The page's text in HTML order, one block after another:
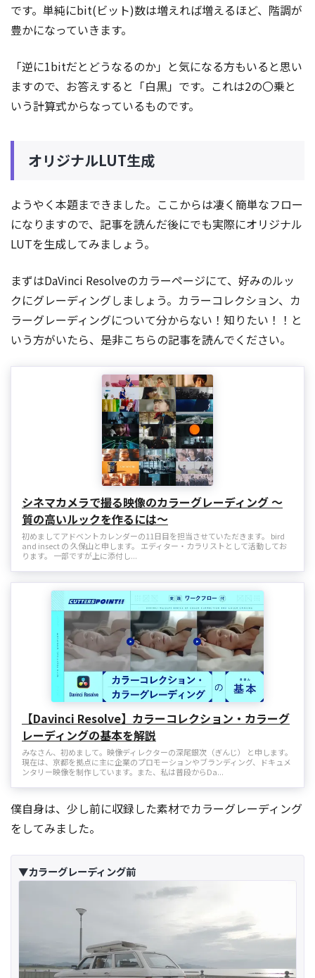
です。単純にbit(ビット)数は増えれば増えるほど、階調が
豊かになっていきます。
「逆に1bitだとどうなるのか」と気になる方もいると思い
ますので、お答えすると「白黒」です。これは2の〇乗と
いう計算式からなっているものです。
オリジナルLUT生成
ようやく本題まできました。ここからは凄く簡単なフロー
になりますので、記事を読んだ後にでも実際にオリジナル
LUTを生成してみましょう。
まずはDaVinci Resolveのカラーページにて、好みのルッ
クにグレーディングしましょう。カラーコレクション、カ
ラーグレーディングについて分からない！知りたい！！と
いう方がいたら、是非こちらの記事を読んでください。
シネマカメラで撮る映像のカラーグレーディング 〜
質の高いルックを作るには〜
初めましてアドベントカレンダーの11日目を担当させていただきます。 bird
and insect の 久保山と申します。 エディター・カラリストとして活動してお
ります。 一部ですが上に添付し...
【Davinci Resolve】カラーコレクション・カラーグ
レーディングの基本を解説
みなさん、初めまして。映像ディレクターの深尾銀次（ぎんじ） と申します。
現在は、京都を拠点に主に企業のプロモーションやブランディング、ドキュメ
ンタリー映像を制作しています。また、私は普段からDa...
僕自身は、少し前に収録した素材でカラーグレーディング
をしてみました。
▼カラーグレーディング前